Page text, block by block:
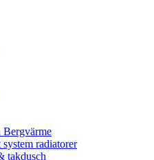
radiatorer
takdusch